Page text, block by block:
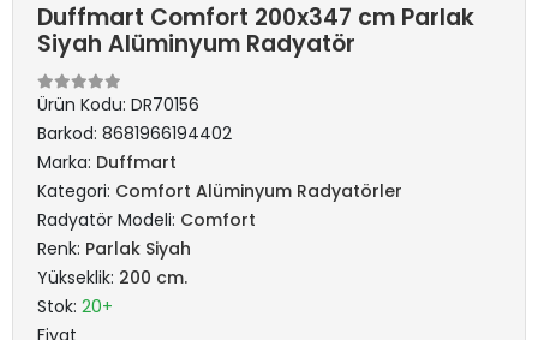
Duffmart Comfort 200x347 cm Parlak
Siyah Alüminyum Radyatör
Ürün Kodu: DR70156
Barkod: 8681966194402
Marka: Duffmart
Kategori: Comfort Alüminyum Radyatörler
Radyatör Modeli: Comfort
Renk: Parlak Siyah
Yükseklik: 200 cm.
Stok: 20+
Fiyat